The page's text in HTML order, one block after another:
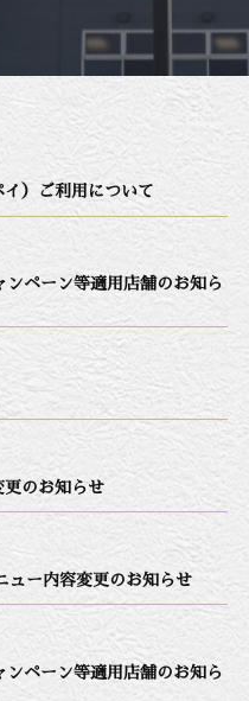
）ご利用について
ペーン等適用店舗のお知ら
更のお知らせ
ー内容変更のお知らせ
ペーン等適用店舗のお知ら